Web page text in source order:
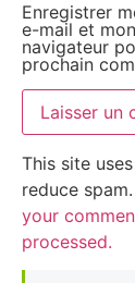
Enregistrer
e-mail et
navigateur
prochain
This site
reduce spam.
your
processed.